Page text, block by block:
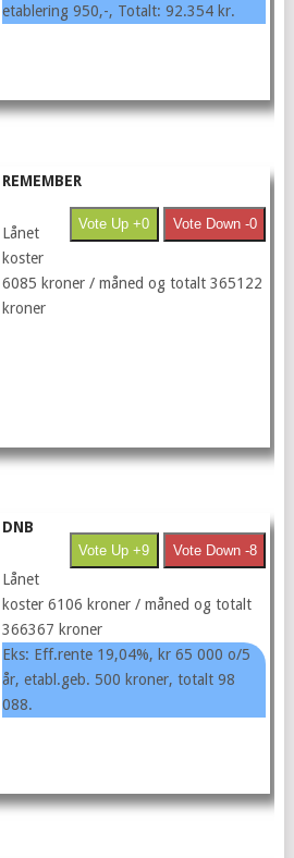
etablering 950,-, Totalt: 92.354 kr.
REMEMBER
Vote Up +0 Vote Down -0
Lånet
koster
6085 kroner / måned og totalt 365122
kroner
DNB
Vote Up +9 Vote Down -8
Lånet
koster 6106 kroner / måned og totalt
366367 kroner
Eks: Eff.rente 19,04%, kr 65 000 o/5
år, etabl.geb. 500 kroner, totalt 98
088.